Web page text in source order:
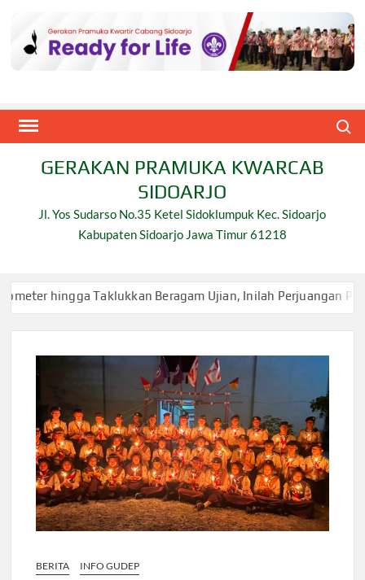
content
GERAKAN PRAMUKA KWARCAB
SIDOARJO
Jl. Yos Sudarso No.35 Ketel Sidoklumpuk Kec. Sidoarjo
Kabupaten Sidoarjo Jawa Timur 61218
Beragam Ujian, Inilah Perjuangan Pramuka SMK Plus
BERITA INFO GUDEP